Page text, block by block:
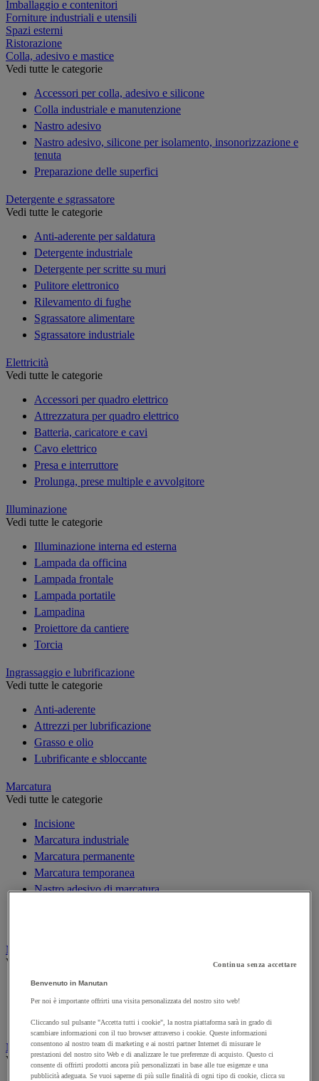
Imballaggio e contenitori
Forniture industriali e utensili
Spazi esterni
Ristorazione
Colla, adesivo e mastice
Vedi tutte le categorie
Accessori per colla, adesivo e silicone
Colla industriale e manutenzione
Nastro adesivo
Nastro adesivo, silicone per isolamento, insonorizzazione e
tenuta
Preparazione delle superfici
Detergente e sgrassatore
Vedi tutte le categorie
Anti-aderente per saldatura
Detergente industriale
Detergente per scritte su muri
Pulitore elettronico
Rilevamento di fughe
Sgrassatore alimentare
Sgrassatore industriale
Elettricità
Vedi tutte le categorie
Accessori per quadro elettrico
Attrezzatura per quadro elettrico
Batteria, caricatore e cavi
Cavo elettrico
Presa e interruttore
Prolunga, prese multiple e avvolgitore
Illuminazione
Vedi tutte le categorie
Illuminazione interna ed esterna
Lampada da officina
Lampada frontale
Lampada portatile
Lampadina
Proiettore da cantiere
Torcia
Ingrassaggio e lubrificazione
Vedi tutte le categorie
Anti-aderente
Attrezzi per lubrificazione
Grasso e olio
Lubrificante e sbloccante
Marcatura
Vedi tutte le categorie
Incisione
Marcatura industriale
Marcatura permanente
Marcatura temporanea
Nastro adesivo di marcatura
Materiali per la finitura e l'edilizia
Vedi tutte le categorie
Cemento, calcestruzzo e conglomerato bituminoso
Colla e pareti da pavimento
Mortaio
Minuteria
Vedi tutte le categorie
Continua senza accettare
Benvenuto in Manutan
Per noi è importante offrirti una visita personalizzata del nostro sito web!
Cliccando sul pulsante "Accetta tutti i cookie", la nostra piattaforma sarà in grado di
scambiare informazioni con il tuo browser attraverso i cookie. Queste informazioni
consentono al nostro team di marketing e ai nostri partner Internet di misurare le
prestazioni del nostro sito Web e di analizzare le tue preferenze di acquisto. Questo ci
consente di offrirti prodotti ancora più personalizzati in base alle tue esigenze e una
pubblicità adeguata. Se vuoi saperne di più sulle finalità di ogni tipo di cookie, clicca su